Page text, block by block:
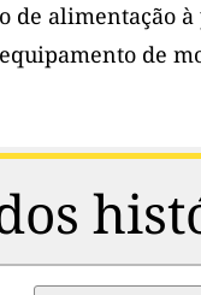
de alimentação
de